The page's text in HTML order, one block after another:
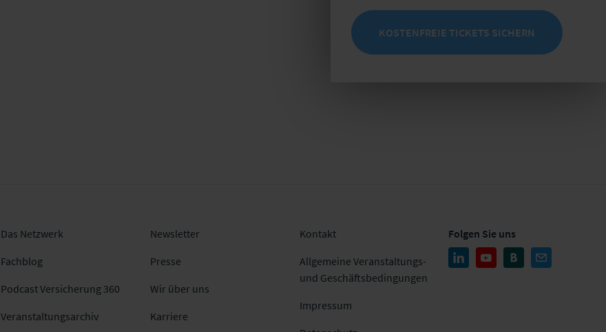
KOSTENFREIE TICKETS SICHERN
Das Netzwerk
Fachblog
Podcast Versicherung 360
Veranstaltungsarchiv
Newsletter
Presse
Wir über uns
Karriere
Kontakt
Allgemeine Veranstaltungs-
und Geschäftsbedingungen
Impressum
Folgen Sie uns